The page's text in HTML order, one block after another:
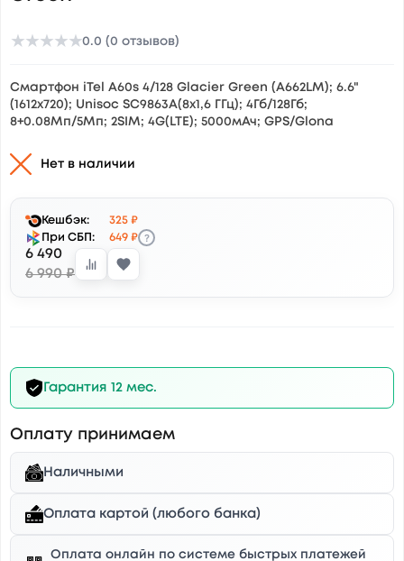
★★★★★0.0 (0 отзывов)
Смартфон iTel A60s 4/128 Glacier Green (A662LM); 6.6"
(1612x720); Unisoc SC9863A(8x1,6 ГГц); 4Гб/128Гб;
8+0.08Мп/5Мп; 2SIM; 4G(LTE); 5000мАч; GPS/Glona
Нет в наличии
Кешбэк:
325 ₽
При СБП:
649 ₽ ?
6 490
6 990 ₽
Гарантия 12 мес.
Оплату принимаем
Наличными
Оплата картой (любого банка)
Оплата онлайн по системе быстрых платежей